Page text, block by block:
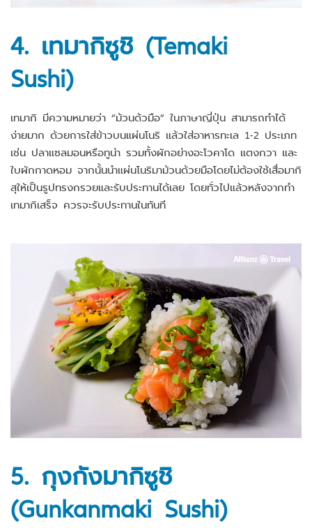
4. เทมากิซูชิ (Temaki
Sushi)
เทมากิ มีความหมายว่า “ม้วนด้วมือ” ในภาษาญี่ปุ่น สามารถทำได้
ง่ายมาก ด้วยการใส่ข้าวบนแผ่นโนริ แล้วใส่อาหารทะเล 1-2 ประเภท
เช่น ปลาแซลมอนหรือทูน่า รวมทั้งผักอย่างอะโวคาโด แตงกวา และ
ใบผักกาดหอม จากนั้นนำแผ่นโนริมาม้วนด้วยมือโดยไม่ต้องใช้เสื่อมากิ
สุให้เป็นรูปทรงกรวยและรับประทานได้เลย โดยทั่วไปแล้วหลังจากทำ
เทมากิเสร็จ ควรจะรับประทานในทันที
5. กุงกังมากิซูชิ
(Gunkanmaki Sushi)